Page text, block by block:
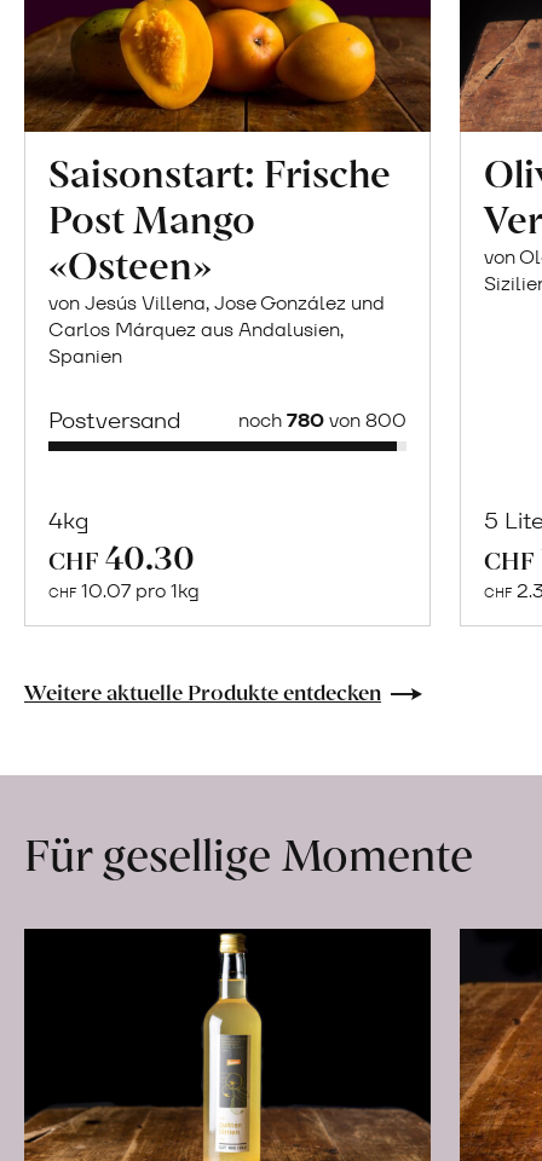
Saisonstart: Frische
Post Mango
«Osteen»
von Jesús Villena, Jose González und
Carlos Márquez aus Andalusien,
Spanien
Postversand noch780von 800
4kg
CHF 40.30
CHF 10.07 pro 1kg
Naturbelassene
Lebensmittel
Hof
erfahren
von
5
CHF
CHF
Weitere aktuelle Produkte entdecken
Für gesellige Momente